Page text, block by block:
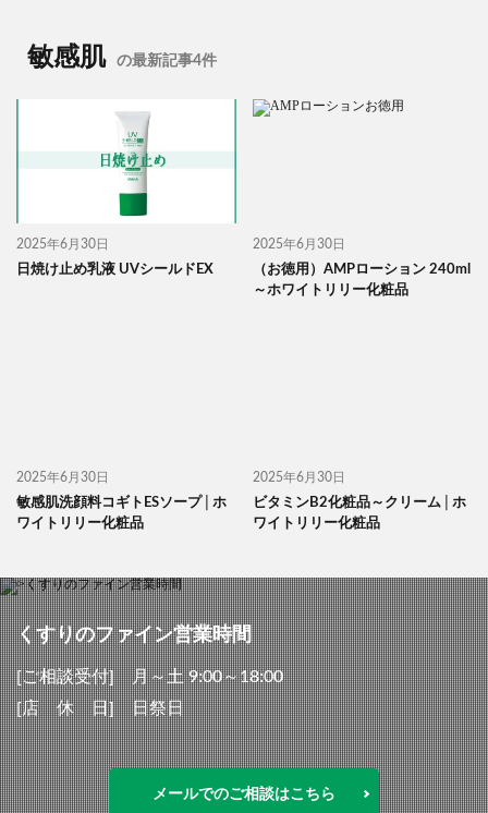
敏感肌 の最新記事4件
2025年6月30日
日焼け止め乳液 UVシールドEX
2025年6月30日
（お徳用）AMPローション 240ml
～ホワイトリリー化粧品
2025年6月30日
敏感肌洗顔料コギトESソープ│ホ
ワイトリリー化粧品
2025年6月30日
ビタミンB2化粧品～クリーム│ホ
ワイトリリー化粧品
くすりのファイン営業時間
[ご相談受付] 月～土 9:00～18:00
[店 休 日] 日祭日
メールでのご相談はこちら